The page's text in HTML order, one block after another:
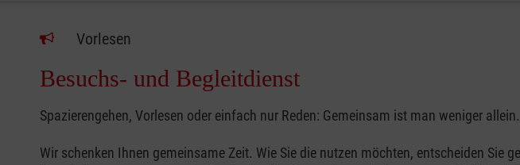
Vorlesen
Besuchs- und Begleitdienst
Spazierengehen, Vorlesen oder einfach nur Reden: Gemeinsam ist man weniger allein.
Wir schenken Ihnen gemeinsame Zeit. Wie Sie die nutzen möchten, entscheiden Sie